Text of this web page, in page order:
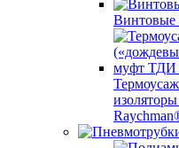
Винтовые